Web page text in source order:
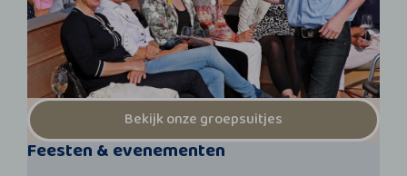
Bekijk onze groepsuitjes
Feesten & evenementen